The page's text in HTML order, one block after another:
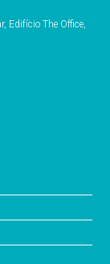
Edifício The Office,